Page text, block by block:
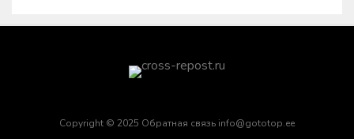
Copyright © 2025 Обратная связь info@gototop.ee